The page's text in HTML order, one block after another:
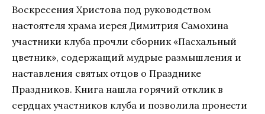
Воскресения Христова под руководством
настоятеля храма иерея Димитрия Самохина
участники клуба прочли сборник «Пасхальный
цветник», содержащий мудрые размышления и
наставления святых отцов о Празднике
Праздников. Книга нашла горячий отклик в
сердцах участников клуба и позволила пронести